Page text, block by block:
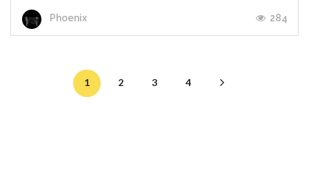
Phoenix 284
1 2 3 4